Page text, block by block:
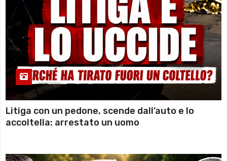
Litiga con un pedone, scende dall’auto e lo
accoltella: arrestato un uomo